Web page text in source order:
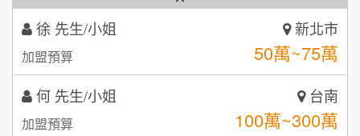
3 秉宏小米甜甜圈
潮鍋癮
咖啡LOOK
徐 先生/小姐 新北市
加盟預算 50萬~75萬
何 先生/小姐 台南
加盟預算 100萬~300萬